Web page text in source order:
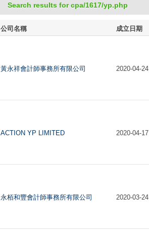
Search results for cpa/1617/yp.php
公司名稱 成立日期
黃永祥會計師事務所有限公司 2020-04-24
ACTION YP LIMITED 2020-04-17
永栢和豐會計師事務所有限公司 2020-03-24